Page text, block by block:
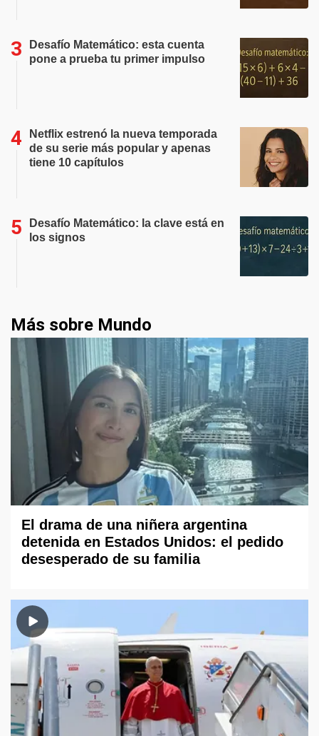
Desafío Matemático: esta cuenta
pone a prueba tu primer impulso
Netflix estrenó la nueva temporada
de su serie más popular y apenas
tiene 10 capítulos
Desafío Matemático: la clave está en
los signos
Más sobre Mundo
El drama de una niñera argentina
detenida en Estados Unidos: el pedido
desesperado de su familia